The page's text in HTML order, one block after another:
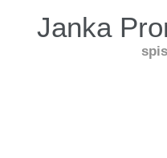
Janka